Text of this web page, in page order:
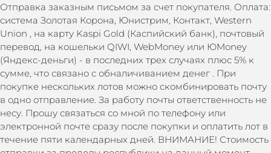
Отправка заказным письмом за счет покупателя. Оплата:
система Золотая Корона, Юнистрим, Контакт, Western
Union , на карту Kaspi Gold (Каспийский банк), почтовый
перевод, на кошельки QIWI, WebMoney или ЮMoney
(Яндекс-деньги) - в последних трех случаях плюс 5% к
сумме, что связано с обналичиванием денег . При
покупке нескольких лотов можно скомбинировать почту
в одно отправление. За работу почты ответственность не
несу. Прошу связаться со мной по телефону или
электронной почте сразу после покупки и оплатить лот в
течение пяти календарных дней. ВНИМАНИЕ! Стоимость